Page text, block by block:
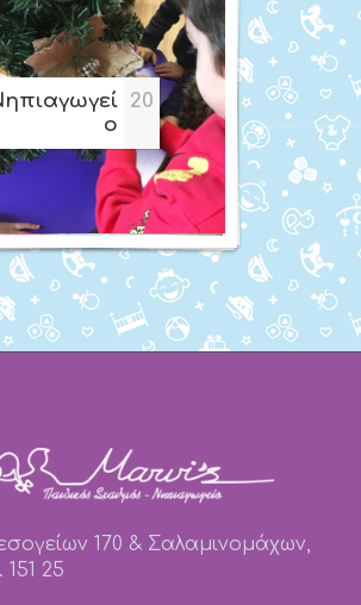
ο
20
170 & Σαλαμινομάχων,
25